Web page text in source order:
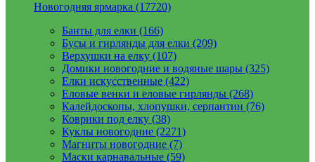
Новогодняя ярмарка (17720)
Банты для елки (166)
Бусы и гирлянды для елки (209)
Верхушки на елку (107)
Домики новогодние и водяные шары (325)
Елки искусственные (422)
Еловые венки и еловые гирлянды (268)
Калейдоскопы, хлопушки, серпантин (76)
Коврики под елку (38)
Куклы новогодние (2271)
Магниты новогодние (7)
Маски карнавальные (59)